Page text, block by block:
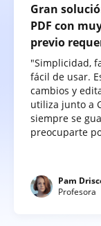
Gran
PDF con
previo
"Simplicidad,
fácil de usar.
cambios y
utiliza junto a
siempre se
preocuparte
Pam
Profesora